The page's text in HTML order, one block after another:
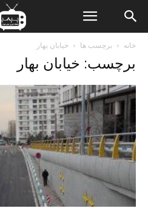
خانه برچسب ها خیابان بهار
برچسب: خیابان بهار